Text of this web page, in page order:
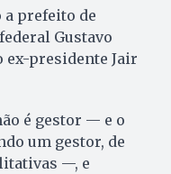
a prefeito de
Gustavo
ex-presidente Jair
é gestor — e o
um gestor, de
—, e